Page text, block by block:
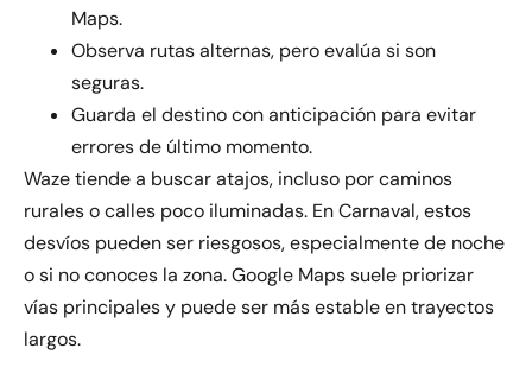
Maps.
Observa rutas alternas, pero evalúa si son
seguras.
Guarda el destino con anticipación para evitar
errores de último momento.
Waze tiende a buscar atajos, incluso por caminos
rurales o calles poco iluminadas. En Carnaval, estos
desvíos pueden ser riesgosos, especialmente de noche
o si no conoces la zona. Google Maps suele priorizar
vías principales y puede ser más estable en trayectos
largos.